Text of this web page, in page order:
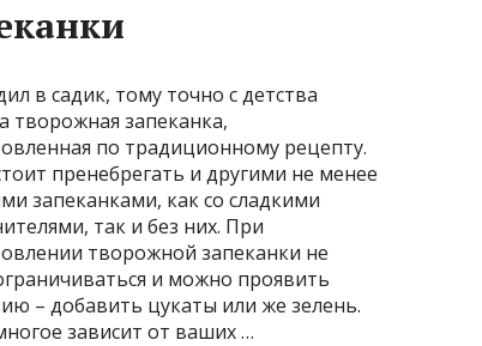
в садик, тому точно с детства
творожная запеканка,
по традиционному рецепту.
пренебрегать и другими не менее
запеканками, как со сладкими
так и без них. При
творожной запеканки не
и можно проявить
– добавить цукаты или же зелень.
зависит от ваших …